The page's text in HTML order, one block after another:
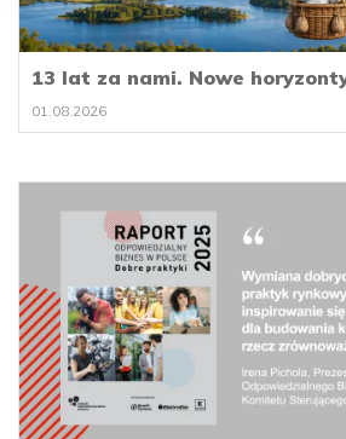
13 lat za nami. Nowe
01.08.2026